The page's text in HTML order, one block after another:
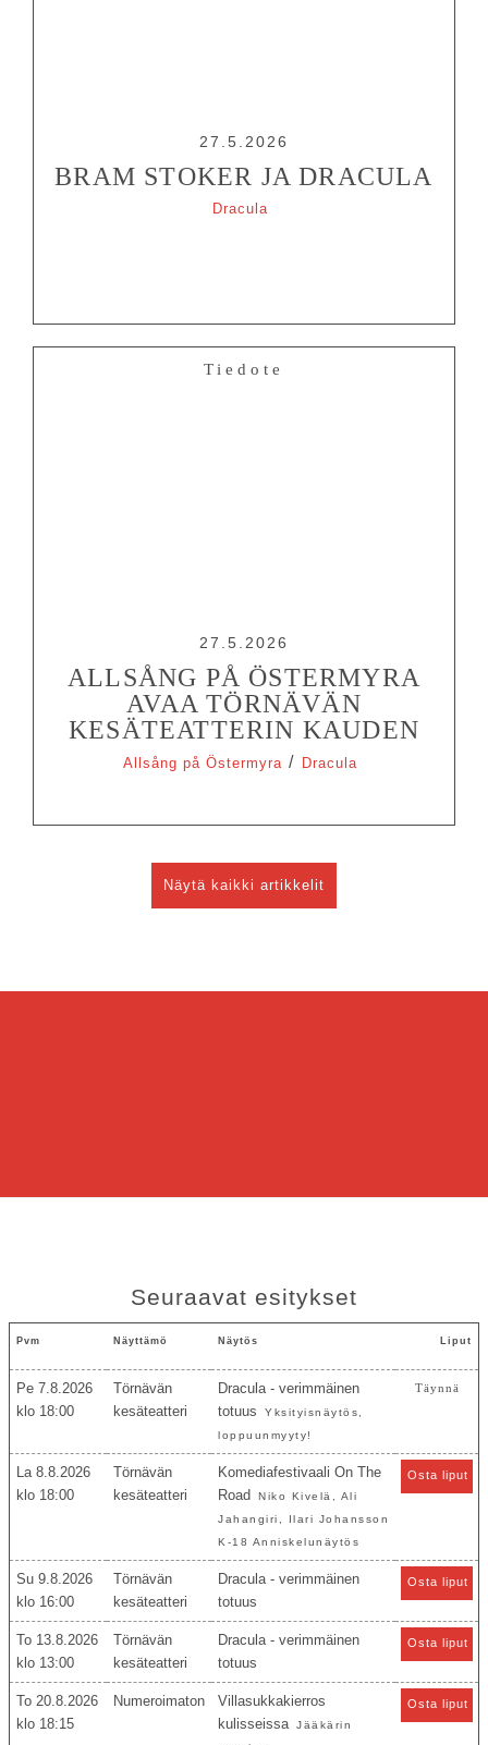
27.5.2026
BRAM STOKER JA DRACULA
Dracula
Tiedote
27.5.2026
ALLSÅNG PÅ ÖSTERMYRA
AVAA TÖRNÄVÄN
KESÄTEATTERIN KAUDEN
Allsång på Östermyra / Dracula
Näytä kaikki artikkelit
Seuraavat esitykset
Pvm Näyttämö Näytös Liput
Pe 7.8.2026
18:00
Törnävän
kesäteatteri
Dracula - verimmäinen
totuus
Yksityisnäytös,
loppuunmyyty!
Täynnä
La 8.8.2026
18:00
Törnävän
kesäteatteri
Komediafestivaali On The
Road
Niko Kivelä, Ali
Jahangiri, Ilari Johansson
K-18 Anniskelunäytös
Osta liput
Su 9.8.2026
16:00
Törnävän
kesäteatteri
Dracula - verimmäinen
totuus
Osta liput
To 13.8.2026
13:00
Törnävän
kesäteatteri
Dracula - verimmäinen
totuus
Osta liput
To 20.8.2026
18:15
Numeroimaton
Villasukkakierros
kulisseissa
Jääkärin
Osta liput